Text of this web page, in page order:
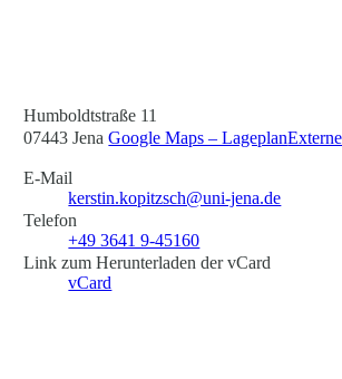
Humboldtstraße 11
07443 JenaGoogle Maps – Lageplan
E-Mail
kerstin.kopitzsch@uni-jena.de
Telefon
+49 3641 9-45160
Link zum Herunterladen der vCard
vCard